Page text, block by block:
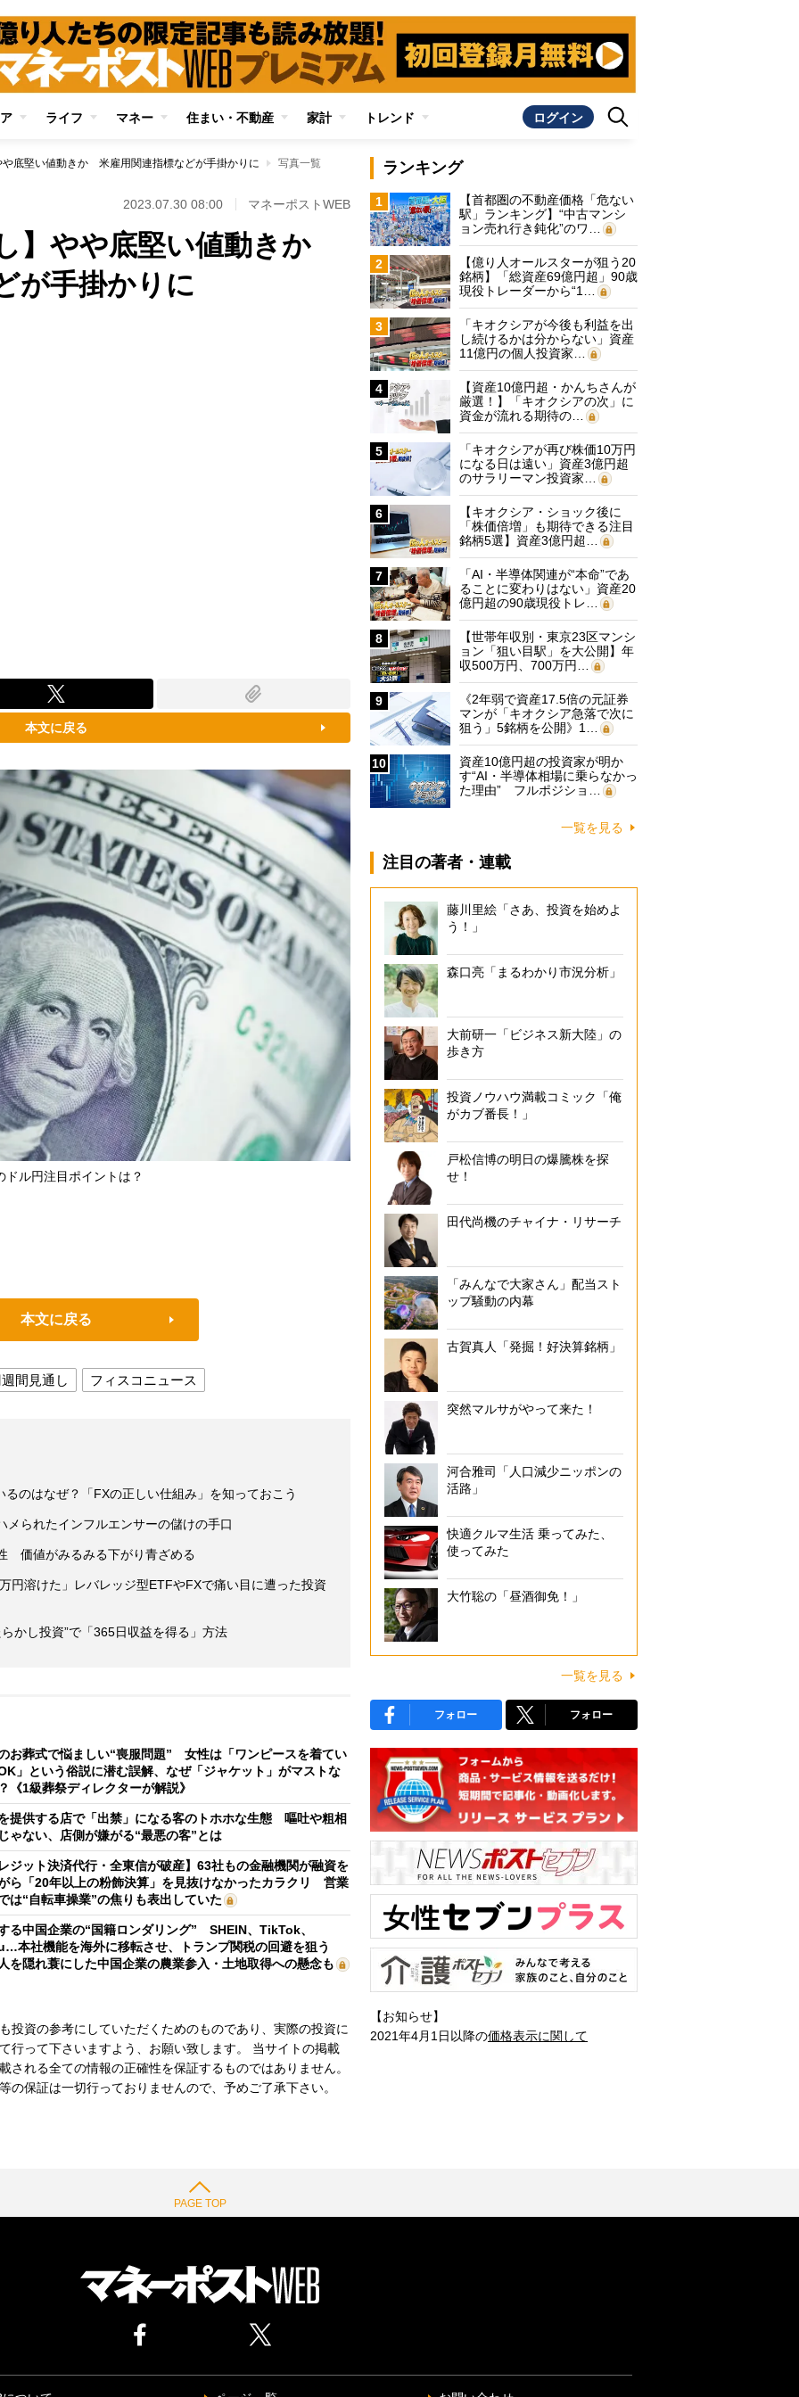
ライフ マネー 住まい・不動産 家計 トレンド ログイン
や底堅い値動きか 米雇用関連指標などが手掛かりに 写真一覧
2023.07.30 08:00 マネーポストWEB
】やや底堅い値動きか
が手掛かりに
本文に戻る
ドル円注目ポイントは？
本文に戻る
間見通し フィスコニュース
のはなぜ？「FXの正しい仕組み」を知っておこう
られたインフルエンサーの儲けの手口
価値がみるみる下がり青ざめる
円溶けた」レバレッジ型ETFやFXで痛い目に遭った投資
かし投資”で「365日収益を得る」方法
お葬式で悩ましい“喪服問題” 女性は「ワンピースを着てい
」という俗説に潜む誤解、なぜ「ジャケット」がマストな
《1級葬祭ディレクターが解説》
提供する店で「出禁」になる客のトホホな生態 嘔吐や粗相
ゃない、店側が嫌がる“最悪の客”とは
ジット決済代行・全東信が破産】63社もの金融機関が融資を
ら「20年以上の粉飾決算」を見抜けなかったカラクリ 営業
は“自転車操業”の焦りも表出していた
る中国企業の“国籍ロンダリング” SHEIN、TikTok、
本社機能を海外に移転させ、トランプ関税の回避を狙う
を隠れ蓑にした中国企業の農業参入・土地取得への懸念も
投資の参考にしていただくためのものであり、実際の投資に
行って下さいますよう、お願い致します。 当サイトの掲載
される全ての情報の正確性を保証するものではありません。
の保証は一切行っておりませんので、予めご了承下さい。
ランキング
1
【首都圏の不動産価格「危ない
駅」ランキング】“中古マンシ
ョン売れ行き鈍化”のワ…
2
【億り人オールスターが狙う20
銘柄】「総資産69億円超」90歳
現役トレーダーから“1…
3
「キオクシアが今後も利益を出
し続けるかは分からない」資産
11億円の個人投資家…
4
【資産10億円超・かんちさんが
厳選！】「キオクシアの次」に
資金が流れる期待の…
5
「キオクシアが再び株価10万円
になる日は遠い」資産3億円超
のサラリーマン投資家…
6
【キオクシア・ショック後に
「株価倍増」も期待できる注目
銘柄5選】資産3億円超…
7
「AI・半導体関連が“本命”であ
ることに変わりはない」資産20
億円超の90歳現役トレ…
8
【世帯年収別・東京23区マンシ
ョン「狙い目駅」を大公開】年
収500万円、700万円…
9
《2年弱で資産17.5倍の元証券
マンが「キオクシア急落で次に
狙う」5銘柄を公開》1…
10
資産10億円超の投資家が明か
す“AI・半導体相場に乗らなかっ
た理由” フルポジショ…
一覧を見る
注目の著者・連載
藤川里絵「さあ、投資を始めよ
う！」
森口亮「まるわかり市況分析」
大前研一「ビジネス新大陸」の
歩き方
投資ノウハウ満載コミック「俺
がカブ番長！」
戸松信博の明日の爆騰株を探
せ！
田代尚機のチャイナ・リサーチ
「みんなで大家さん」配当スト
ップ騒動の内幕
古賀真人「発掘！好決算銘柄」
突然マルサがやって来た！
河合雅司「人口減少ニッポンの
活路」
快適クルマ生活 乗ってみた、
使ってみた
大竹聡の「昼酒御免！」
一覧を見る
フォロー フォロー
【お知らせ】
2021年4月1日以降の価格表示に関して
PAGE TOP